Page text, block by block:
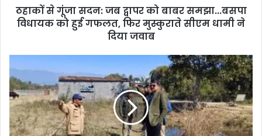
ठहाकों से गूंजा सदन: जब द्वापर को बाबर समझा...बसपा
विधायक को हुई गफलत, फिर मुस्कुराते सीएम धामी ने
दिया जवाब